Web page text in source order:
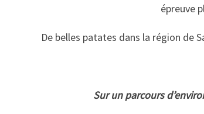
épreuve
De belles patates dans la région de
Sur un parcours